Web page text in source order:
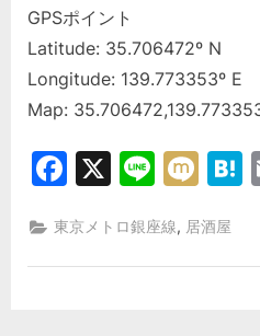
GPSポイント
Latitude: 35.706472º N
Longitude: 139.773353º E
Map:
Facebook
X Line
東京メトロ銀座線, 居酒屋